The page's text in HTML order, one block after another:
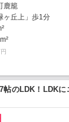
鹿籠
ヶ丘上」歩1分
帖のLDK！LDK